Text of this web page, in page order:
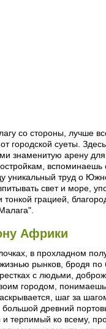
со стороны, лучше
городской суеты.
знаменитую арену для
уникальный труд о
свет и море,
грацией,
Африки
в прохладном
рынков, бродя по
с людьми,
городом,
шаг за
большой древний
терпимый ко всему,